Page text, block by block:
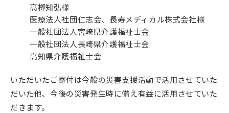
髙栁知弘様
医療法人社団仁志会、長寿メディカル株式会社様
一般社団法人宮崎県介護福祉士会
一般社団法人長崎県介護福祉士会
高知県介護福祉士会
いただいたご寄付は今般の災害支援活動で活用させていた
だいた他、今後の災害発生時に備え有益に活用させていた
だきます。